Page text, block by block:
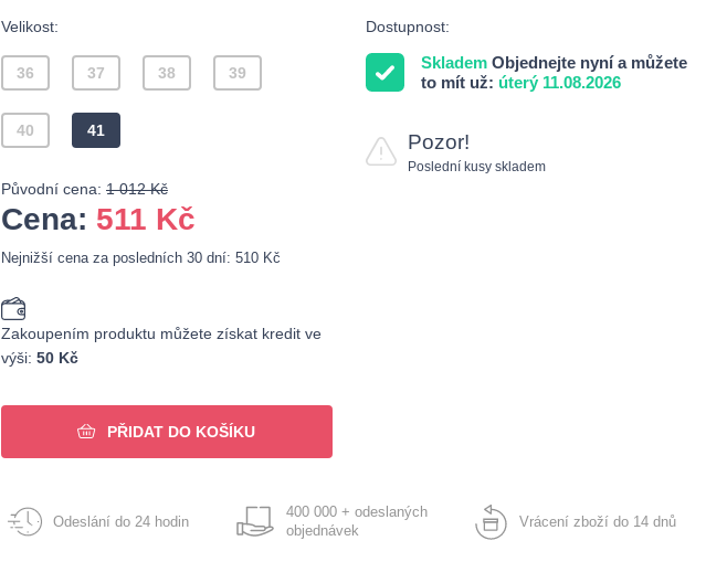
Dostupnost:
Skladem Objednejte nyní a můžete
to mít už: úterý 11.08.2026
Pozor!
Poslední kusy skladem
Velikost:
36 37 38 39
40 41
Původní cena: 1 012 Kč
Cena: 511 Kč
Nejnižší cena za posledních 30 dní: 510 Kč
Zakoupením produktu můžete získat kredit ve
výši: 50 Kč
PŘIDAT DO KOŠÍKU
Odeslání do 24 hodin
400 000 + odeslaných
objednávek
Vrácení zboží do 14 dnů